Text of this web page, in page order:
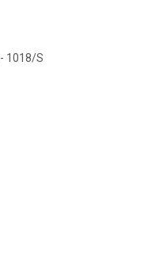
1018/S